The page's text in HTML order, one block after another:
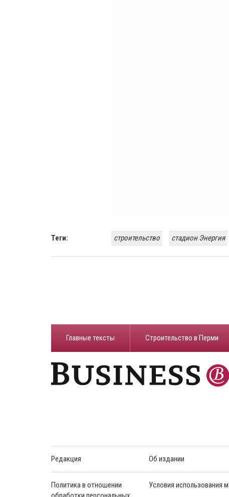
Теги: строительство стадион Энергия
Главные тексты Строительство в Перми
Редакция Об издании
Политика в отношении
Условия использования